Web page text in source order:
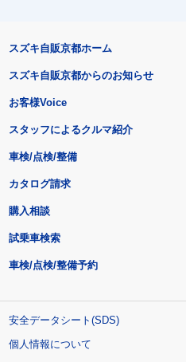
スズキ自販京都ホーム
スズキ自販京都からのお知らせ
お客様Voice
スタッフによるクルマ紹介
車検/点検/整備
カタログ請求
購入相談
試乗車検索
車検/点検/整備予約
安全データシート(SDS)
個人情報について